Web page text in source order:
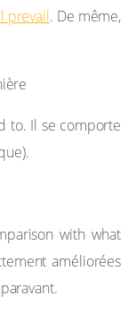
prevail. De même,
to. Il se comporte
with what
améliorées